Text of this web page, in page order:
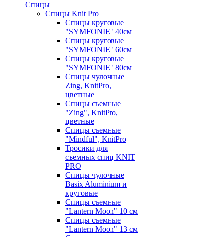
Спицы
Спицы Knit Pro
Спицы круговые
"SYMFONIE" 40см
Спицы круговые
"SYMFONIE" 60см
Спицы круговые
"SYMFONIE" 80см
Спицы чулочные
Zing, KnitPro,
цветные
Спицы съемные
"Zing", KnitPro,
цветные
Спицы съемные
"Mindful", KnitPro
Тросики для
съемных спиц KNIT
PRO
Спицы чулочные
Basix Aluminium и
круговые
Спицы съемные
"Lantern Moon" 10 см
Спицы съемные
"Lantern Moon" 13 см